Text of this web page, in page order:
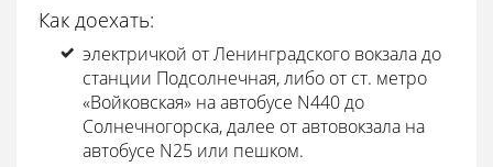
Как доехать:
электричкой от Ленинградского вокзала до
станции Подсолнечная, либо от ст. метро
«Войковская» на автобусе N440 до
Солнечногорска, далее от автовокзала на
автобусе N25 или пешком.